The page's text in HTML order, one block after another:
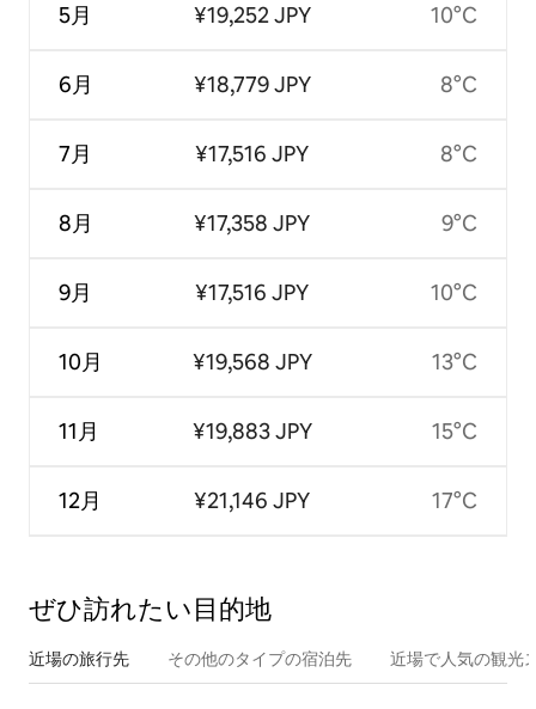
5月
6月
7月
8月
9月
10月
11月
12月
¥19,252 JPY
¥18,779 JPY
¥17,516 JPY
¥17,358 JPY
¥17,516 JPY
¥19,568 JPY
¥19,883 JPY
¥21,146 JPY
10°C
8°C
8°C
9°C
10°C
13°C
15°C
17°C
ぜひ訪⁠れ⁠た⁠い目⁠的⁠地
近場の旅行先 その他のタ⁠イ⁠プ⁠の宿⁠泊⁠先 近場で人気の観光